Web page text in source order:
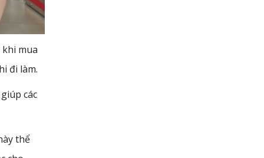
mua
đi làm.
các
thể